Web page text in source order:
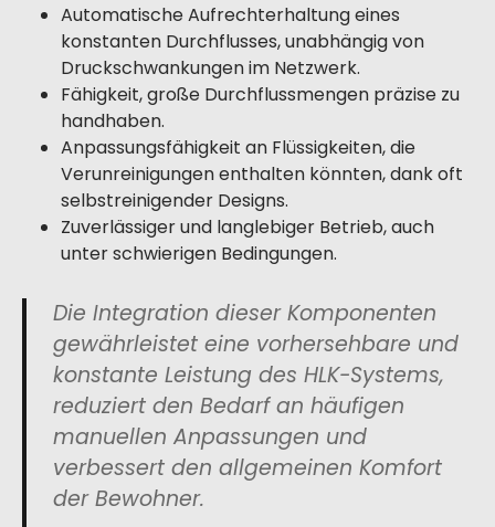
Automatische Aufrechterhaltung eines
konstanten Durchflusses, unabhängig von
Druckschwankungen im Netzwerk.
Fähigkeit, große Durchflussmengen präzise zu
handhaben.
Anpassungsfähigkeit an Flüssigkeiten, die
Verunreinigungen enthalten könnten, dank oft
selbstreinigender Designs.
Zuverlässiger und langlebiger Betrieb, auch
unter schwierigen Bedingungen.
Die Integration dieser Komponenten
gewährleistet eine vorhersehbare und
konstante Leistung des HLK-Systems,
reduziert den Bedarf an häufigen
manuellen Anpassungen und
verbessert den allgemeinen Komfort
der Bewohner.